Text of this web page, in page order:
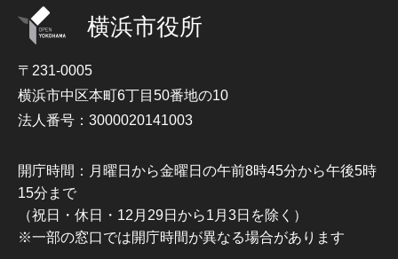
横浜市役所
〒231-0005
横浜市中区本町6丁目50番地の10
法人番号：3000020141003
開庁時間：月曜日から金曜日の午前8時45分から午後5時
15分まで
（祝日・休日・12月29日から1月3日を除く）
※一部の窓口では開庁時間が異なる場合があります